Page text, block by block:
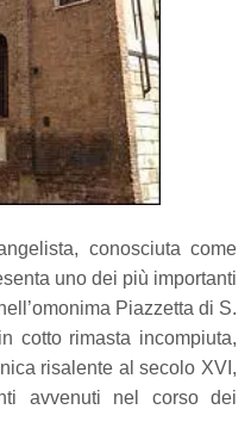
conosciuta come
uno dei più importanti
Piazzetta di S.
cotto rimasta incompiuta,
risalente al secolo XVI,
avvenuti nel corso dei